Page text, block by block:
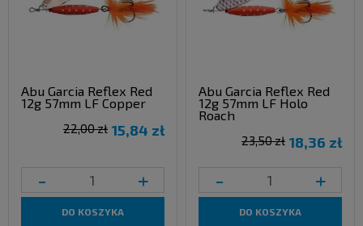
Abu Garcia Reflex Red
12g 57mm LF Copper
15,84 zł
22,00 zł
- +
DO KOSZYKA
Abu Garcia Reflex Red
12g 57mm LF Holo
Roach
18,36 zł
23,50 zł
- +
DO KOSZYKA